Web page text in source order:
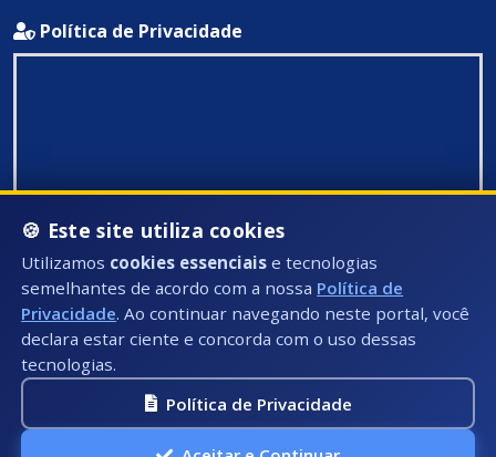
Política de Privacidade
Todos Direitos Reservados ©: 2026
🍪 Este site utiliza cookies
Utilizamos cookies essenciais e tecnologias
semelhantes de acordo com a nossa Política de
Privacidade. Ao continuar navegando neste portal, você
declara estar ciente e concorda com o uso dessas
tecnologias.
Política de Privacidade